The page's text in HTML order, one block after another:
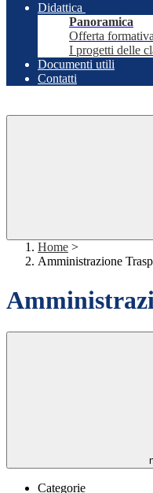
Didattica
Panoramica
Offerta formativa
I progetti delle
Documenti utili
Contatti
Home >
Amministrazione
Categorie